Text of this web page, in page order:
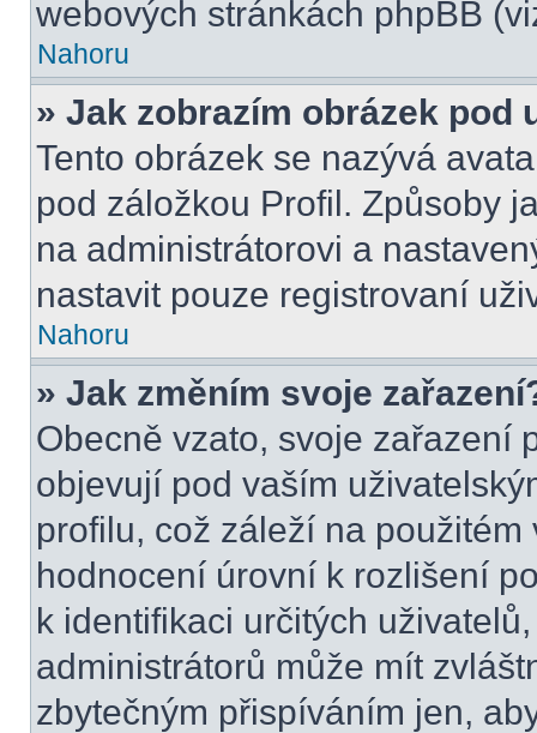
webových stránkách phpBB
Nahoru
» Jak zobrazím obrázek pod
Tento obrázek se nazývá
pod záložkou Profil. Způsoby
na administrátorovi a
nastavit pouze registrovaní
Nahoru
» Jak změním svoje
Obecně vzato, svoje zařazení
objevují pod vaším
profilu, což záleží na
hodnocení úrovní k rozlišení
k identifikaci určitých
administrátorů může mít
zbytečným přispíváním jen,